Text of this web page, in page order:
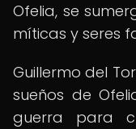
Ofelia, se
míticas y seres
Guillermo del
sueños de
guerra para